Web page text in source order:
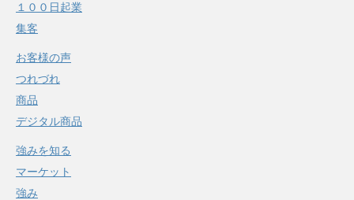
１００日起業
集客
お客様の声
つれづれ
商品
デジタル商品
強みを知る
マーケット
強み